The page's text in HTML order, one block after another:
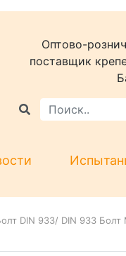
Оптово-
поставщик
DIN 933/ DIN 933